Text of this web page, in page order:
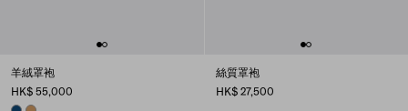
羊絨罩袍
HK$ 55,000
絲質罩袍
HK$ 27,500